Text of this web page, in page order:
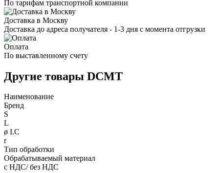
По тарифам транспортной компании
Доставка в Москву
Доставка до адреса получателя - 1-3 дня с момента отгрузки
Оплата
По выставленному счету
Другие товары DCMT
Наименование
Бренд
S
L
ø I.C
r
Тип обработки
Обрабатываемый материал
с НДС/ без НДС